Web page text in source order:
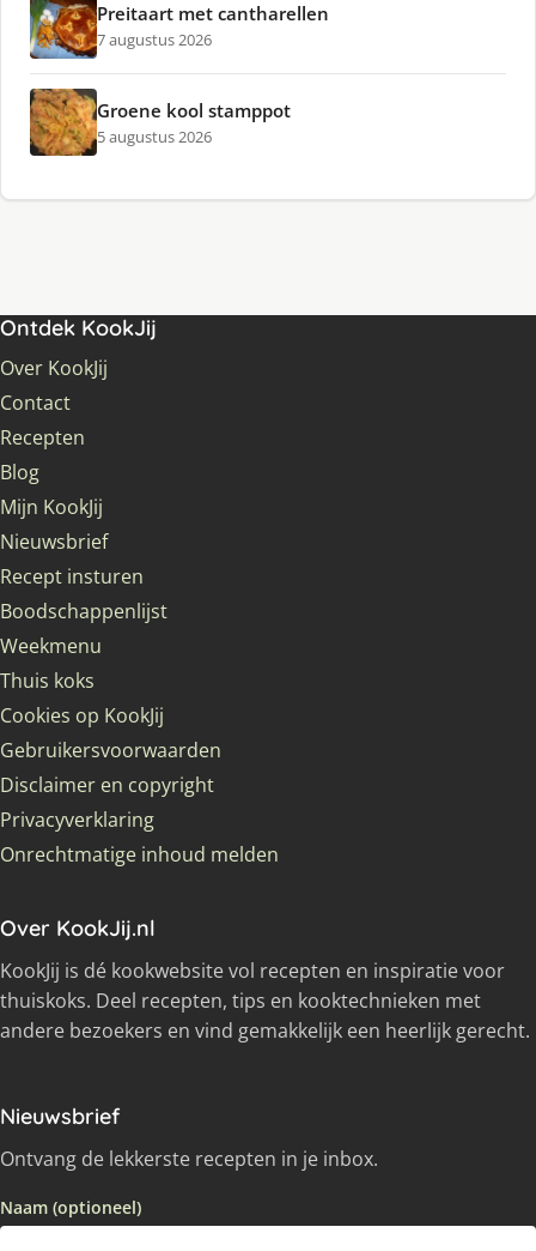
Preitaart met cantharellen
7 augustus 2026
Groene kool stamppot
5 augustus 2026
Ontdek KookJij
Over KookJij
Contact
Recepten
Blog
Mijn KookJij
Nieuwsbrief
Recept insturen
Boodschappenlijst
Weekmenu
Thuis koks
Cookies op KookJij
Gebruikersvoorwaarden
Disclaimer en copyright
Privacyverklaring
Onrechtmatige inhoud melden
Over KookJij.nl
KookJij is dé kookwebsite vol recepten en inspiratie voor
thuiskoks. Deel recepten, tips en kooktechnieken met
andere bezoekers en vind gemakkelijk een heerlijk gerecht.
Nieuwsbrief
Ontvang de lekkerste recepten in je inbox.
Naam (optioneel)